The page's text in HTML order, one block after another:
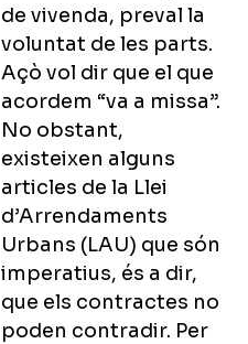
de vivenda, preval la
voluntat de les parts.
Açò vol dir que el que
acordem “va a missa”.
No obstant,
existeixen alguns
articles de la Llei
d’Arrendaments
Urbans (LAU) que són
imperatius, és a dir,
que els contractes no
poden contradir. Per